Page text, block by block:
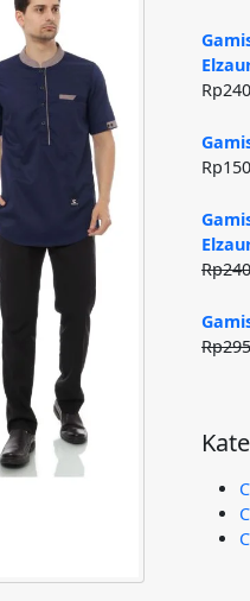
Rp
Rp
Rp
Rp